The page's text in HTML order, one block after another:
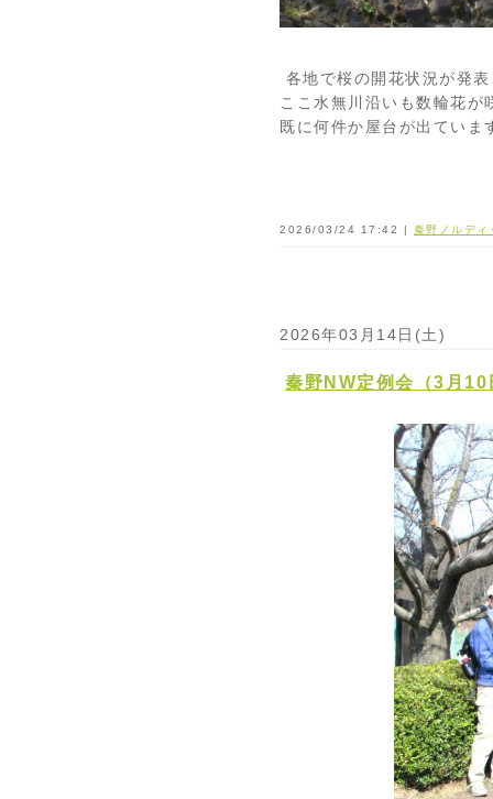
各地で桜の開花状況が発
ここ水無川沿いも数輪花が
既に何件か屋台が出ていま
2026/03/24 17:42 | 秦野ノルディ
2026年03月14日(土)
秦野NW定例会（3月10